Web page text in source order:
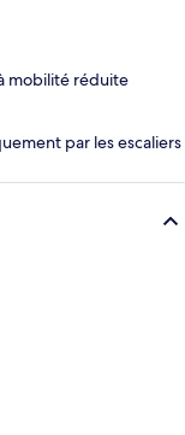
mobilité réduite
par les escaliers